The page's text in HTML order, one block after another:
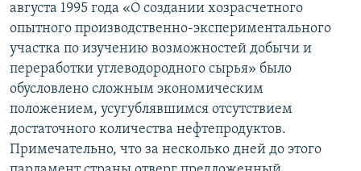
августа 1995 года «О создании хозрасчетного
опытного производственно-экспериментального
участка по изучению возможностей добычи и
переработки углеводородного сырья» было
обусловлено сложным экономическим
положением, усугублявшимся отсутствием
достаточного количества нефтепродуктов.
Примечательно, что за несколько дней до этого